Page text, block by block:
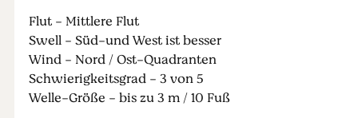
Flut - Mittlere Flut
Swell - Süd-und West ist besser
Wind - Nord / Ost-Quadranten
Schwierigkeitsgrad - 3 von 5
Welle-Größe - bis zu 3 m / 10 Fuß